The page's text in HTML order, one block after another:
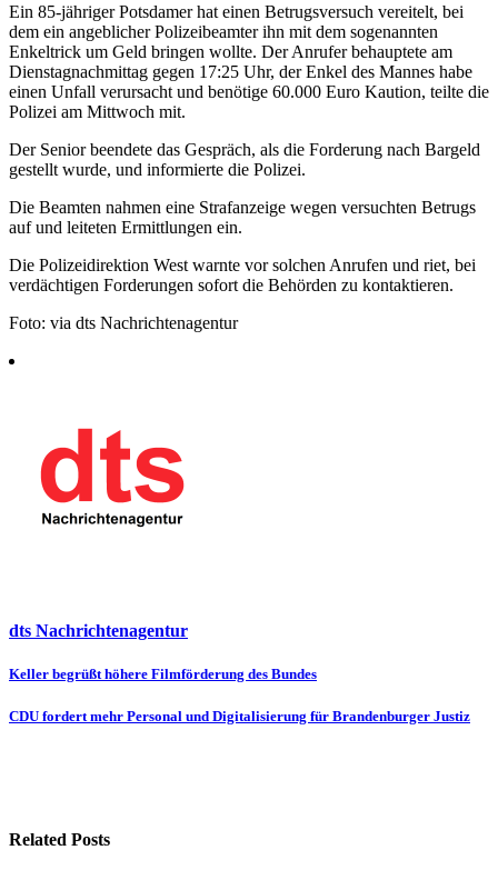
Ein 85-jähriger Potsdamer hat einen Betrugsversuch vereitelt, bei
dem ein angeblicher Polizeibeamter ihn mit dem sogenannten
Enkeltrick um Geld bringen wollte. Der Anrufer behauptete am
Dienstagnachmittag gegen 17:25 Uhr, der Enkel des Mannes habe
einen Unfall verursacht und benötige 60.000 Euro Kaution, teilte die
Polizei am Mittwoch mit.
Der Senior beendete das Gespräch, als die Forderung nach Bargeld
gestellt wurde, und informierte die Polizei.
Die Beamten nahmen eine Strafanzeige wegen versuchten Betrugs
auf und leiteten Ermittlungen ein.
Die Polizeidirektion West warnte vor solchen Anrufen und riet, bei
verdächtigen Forderungen sofort die Behörden zu kontaktieren.
Foto: via dts Nachrichtenagentur
dts Nachrichtenagentur
Beitragsnavigation
Keller begrüßt höhere Filmförderung des Bundes
CDU fordert mehr Personal und Digitalisierung für Brandenburger Justiz
Related Posts